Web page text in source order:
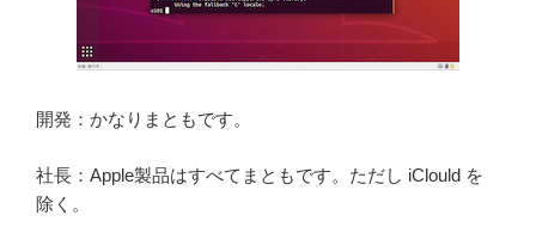
開発：かなりまともです。
社長：Apple製品はすべてまともです。ただし iClould を
除く。